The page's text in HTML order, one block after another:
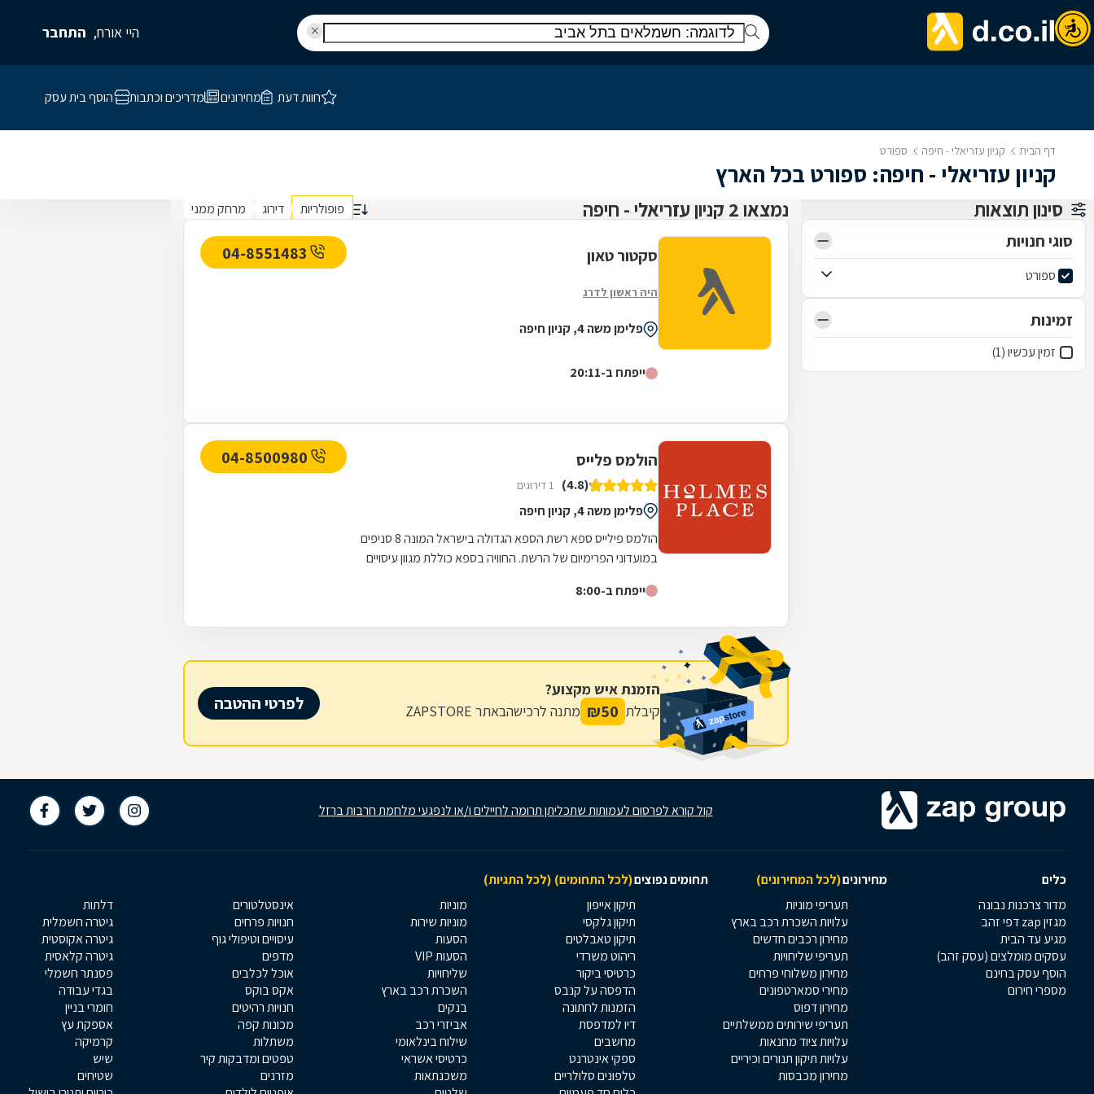
היי אורח, התחבר
חוות דעת מחירונים מדריכים וכתבות הוסף בית עסק
דף הבית קניון עזריאלי - חיפה ספורט
קניון עזריאלי - חיפה: ספורט בכל הארץ
סינון תוצאות
סוגי חנויות
ספורט
זמינות
זמין עכשיו (1)
נמצאו 2 קניון עזריאלי - חיפה פופולריות דירוג מרחק ממני
סקטור טאון
היה ראשון לדרג
פלימן משה 4, קניון חיפה
ייפתח ב-20:11
הולמס פלייס
(4.8) 1 דירוגים
פלימן משה 4, קניון חיפה
הולמס פילייס ספא רשת הספא הגדולה בישראל המונה 8 סניפים
במועדוני הפרימיום של הרשת. החוויה בספא כוללת מגוון עיסויים
ייפתח ב-8:00
הזמנת איש מקצוע?
קיבלת 50
₪ מתנה לרכישהבאתר ZAPSTORE לפרטי ההטבה
קול קורא לפרסום לעמותות שתכליתן תרומה לחיילים ו/או לנפגעי מלחמת חרבות ברזל
כלים מחירונים(לכל המחירונים) תחומים נפוצים(לכל התחומים) (לכל התגיות)
מדור צרכנות נבונה
מגזין zap דפי זהב
מגיע עד הבית
עסקים מומלצים (עסק זהב)
הוסף עסק בחינם
מספרי חירום
תעריפי מוניות
עלויות השכרת רכב בארץ
מחירון רכבים חדשים
תעריפי שליחויות
מחירון משלוחי פרחים
מחירי סמארטפונים
מחירון דפוס
תעריפי שירותים ממשלתיים
עלויות ציוד מחנאות
עלויות תיקון תנורים וכיריים
מחירון מכבסות
תיקון אייפון
תיקון גלקסי
תיקון טאבלטים
ריהוט משרדי
כרטיסי ביקור
הדפסה על קנבס
הזמנות לחתונה
דיו למדפסת
מחשבים
ספקי אינטרנט
טלפונים סלולריים
מוניות
מוניות שירות
הסעות
הסעות VIP
שליחויות
השכרת רכב בארץ
בנקים
אביזרי רכב
שילוח בינלאומי
כרטיסי אשראי
משכנתאות
אינסטלטורים
חנויות פרחים
עיסויים וטיפולי גוף
מדפים
אוכל לכלבים
אקס בוקס
חנויות רהיטים
מכונות קפה
משתלות
טפטים ומדבקות קיר
מזרנים
דלתות
גיטרה חשמלית
גיטרה אקוסטית
גיטרה קלאסית
פסנתר חשמלי
בגדי עבודה
חומרי בניין
אספקת עץ
קרמיקה
שיש
שטיחים